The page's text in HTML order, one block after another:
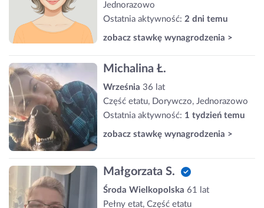
Jednorazowo
Ostatnia aktywność: 2 dni temu
zobacz stawkę wynagrodzenia >
Michalina Ł.
Września 36 lat
Część etatu, Dorywczo, Jednorazowo
Ostatnia aktywność: 1 tydzień temu
zobacz stawkę wynagrodzenia >
Małgorzata S.
Środa Wielkopolska 61 lat
Pełny etat, Część etatu